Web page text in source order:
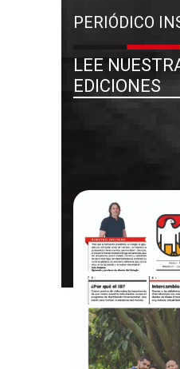
PERIÓDICO
LEE
EDICIONES